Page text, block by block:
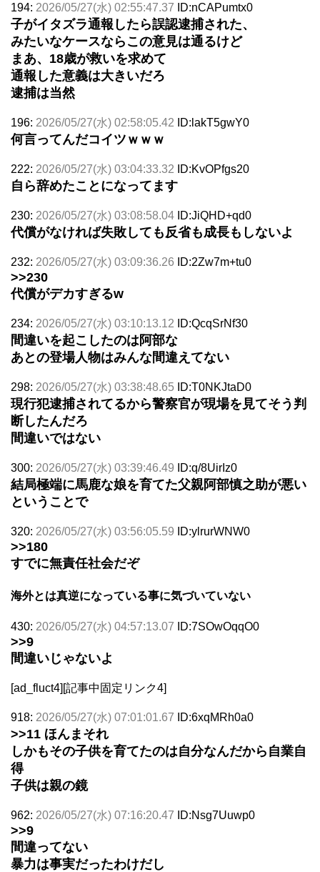
194: 2026/05/27(水) 02:55:47.37 ID:nCAPumtx0
子がイタズラ通報したら誤認逮捕された、
みたいなケースならこの意見は通るけど
まあ、18歳が救いを求めて
通報した意義は大きいだろ
逮捕は当然
196: 2026/05/27(水) 02:58:05.42 ID:lakT5gwY0
何言ってんだコイツｗｗｗ
222: 2026/05/27(水) 03:04:33.32 ID:KvOPfgs20
自ら辞めたことになってます
230: 2026/05/27(水) 03:08:58.04 ID:JiQHD+qd0
代償がなければ失敗しても反省も成長もしないよ
232: 2026/05/27(水) 03:09:36.26 ID:2Zw7m+tu0
>>230
代償がデカすぎるw
234: 2026/05/27(水) 03:10:13.12 ID:QcqSrNf30
間違いを起こしたのは阿部な
あとの登場人物はみんな間違えてない
298: 2026/05/27(水) 03:38:48.65 ID:T0NKJtaD0
現行犯逮捕されてるから警察官が現場を見てそう判
断したんだろ
間違いではない
300: 2026/05/27(水) 03:39:46.49 ID:q/8UirIz0
結局極端に馬鹿な娘を育てた父親阿部慎之助が悪い
ということで
320: 2026/05/27(水) 03:56:05.59 ID:ylrurWNW0
>>180
すでに無責任社会だぞ
海外とは真逆になっている事に気づいていない
430: 2026/05/27(水) 04:57:13.07 ID:7SOwOqqO0
>>9
間違いじゃないよ
[ad_fluct4][記事中固定リンク4]
918: 2026/05/27(水) 07:01:01.67 ID:6xqMRh0a0
>>11 ほんまそれ
しかもその子供を育てたのは自分なんだから自業自
得
子供は親の鏡
962: 2026/05/27(水) 07:16:20.47 ID:Nsg7Uuwp0
>>9
間違ってない
暴力は事実だったわけだし